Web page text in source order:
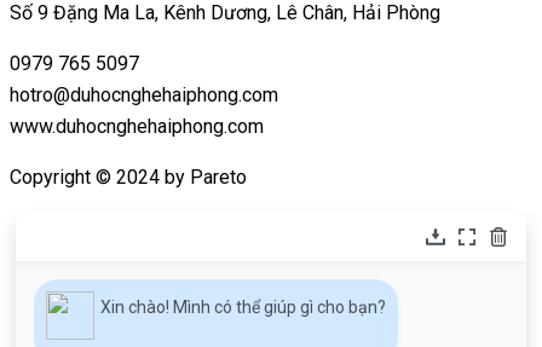
Số 9 Đặng Ma La, Kênh Dương, Lê Chân, Hải Phòng
0979 765 5097
hotro@duhocnghehaiphong.com
www.duhocnghehaiphong.com
Copyright © 2024 by Pareto
Xin chào! Mình có thể giúp gì cho bạn?